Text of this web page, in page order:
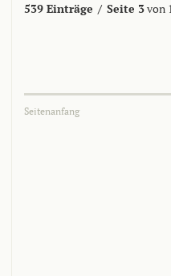
539 Einträge / Seite 3von
Seitenanfang